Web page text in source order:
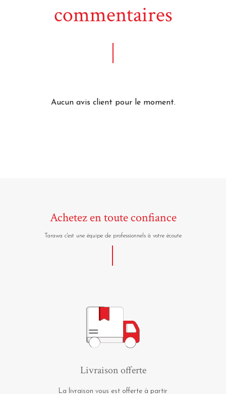
commentaires
Aucun avis client pour le moment.
Achetez en toute confiance
Tarawa c'est une équipe de professionnels à votre écoute
Livraison offerte
La livraison vous est offerte à partir